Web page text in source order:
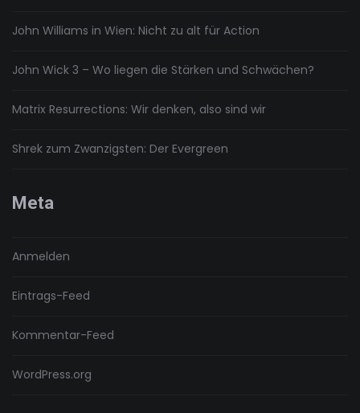
John Williams in Wien: Nicht zu alt für Action
John Wick 3 – Wo liegen die Stärken und Schwächen?
Matrix Resurrections: Wir denken, also sind wir
Shrek zum Zwanzigsten: Der Evergreen
Meta
Anmelden
Eintrags-Feed
Kommentar-Feed
WordPress.org